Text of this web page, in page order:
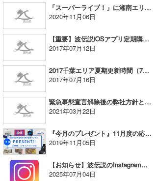
「スーパーライブ！」に湘南エリア・パークが追加！
2020年11月06日
【重要】波伝説iOSアプリ定期購読にてスーパーライブ！コースをご利用中のお客様へ大切なお知らせ
2017年07月12日
2017千葉エリア夏期更新時間（7月17日〜）のお知らせ
2017年07月16日
緊急事態宣言解除後の弊社方針と皆さまへのお願い
2021年03月22日
『今月のプレゼント』11月度の応募開始！
2019年11月05日
【お知らせ】波伝説のInstagramアカウントが新しくなりました！
2025年07月04日
たっちー
ハンマー
まっきー
三輪予報士
小川予報士
上田純子
上條将美
唐澤予報士
SancheZ